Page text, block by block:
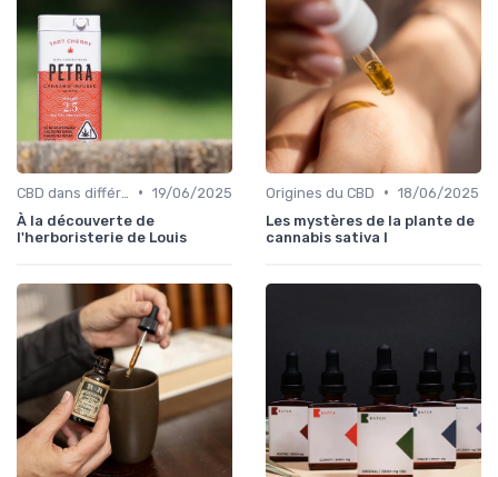
• 19/06/2025
À la découverte de
l'herboristerie de Louis
Origines du CBD • 18/06/2025
Les mystères de la plante de
cannabis sativa l